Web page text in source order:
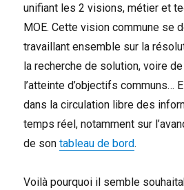
unifiant les 2 visions, métier et
MOE. Cette vision commune se
travaillant ensemble sur la
la recherche de solution, voire
l’atteinte d’objectifs communs…
dans la circulation libre des
temps réel, notamment sur
de sontableau de bord.
Voilà pourquoi il semble